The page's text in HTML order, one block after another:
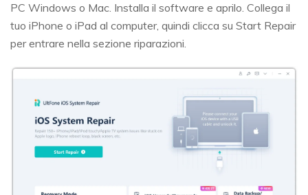
PC Windows o Mac. Installa il software e aprilo. Collega il
tuo iPhone o iPad al computer, quindi clicca su Start Repair
per entrare nella sezione riparazioni.